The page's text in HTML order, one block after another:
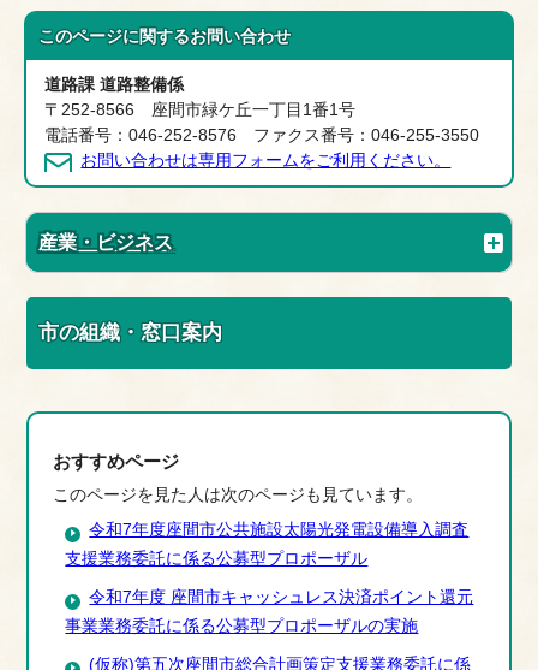
このページに関するお問い合わせ
道路課 道路整備係
〒252-8566 座間市緑ケ丘一丁目1番1号
電話番号：046-252-8576 ファクス番号：046-255-3550
お問い合わせは専用フォームをご利用ください。
産業・ビジネス
市の組織・窓口案内
おすすめページ
このページを見た人は次のページも見ています。
令和7年度座間市公共施設太陽光発電設備導入調査
支援業務委託に係る公募型プロポーザル
令和7年度 座間市キャッシュレス決済ポイント還元
事業業務委託に係る公募型プロポーザルの実施
(仮称)第五次座間市総合計画策定支援業務委託に係